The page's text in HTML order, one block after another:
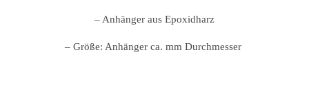
– Anhänger aus Epoxidharz
– Größe: Anhänger ca. mm Durchmesser